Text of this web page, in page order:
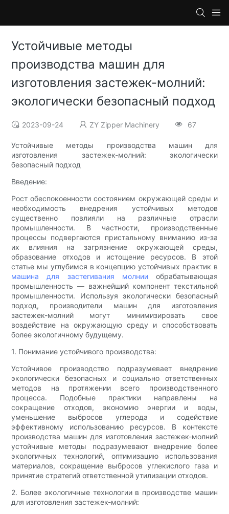
Устойчивые методы
производства машин для
изготовления застежек-молний:
экологически безопасный подход
2023-09-24 ZY Zipper Machinery 67
Устойчивые методы производства машин для
изготовления застежек-молний: экологически
безопасный подход
Введение:
Рост обеспокоенности состоянием окружающей среды и
необходимость внедрения устойчивых методов
существенно повлияли на различные отрасли
промышленности. В частности, производственные
процессы подвергаются пристальному вниманию из-за
их влияния на загрязнение окружающей среды,
образование отходов и истощение ресурсов. В этой
статье мы углубимся в концепцию устойчивых практик в
машина для застегивания молнии обрабатывающая
промышленность — важнейший компонент текстильной
промышленности. Используя экологически безопасный
подход, производители машин для изготовления
застежек-молний могут минимизировать свое
воздействие на окружающую среду и способствовать
более экологичному будущему.
1. Понимание устойчивого производства:
Устойчивое производство подразумевает внедрение
экологически безопасных и социально ответственных
методов на протяжении всего производственного
процесса. Подобные практики направлены на
сокращение отходов, экономию энергии и воды,
уменьшение выбросов углерода и содействие
эффективному использованию ресурсов. В контексте
производства машин для изготовления застежек-молний
устойчивые методы подразумевают внедрение более
экологичных технологий, оптимизацию использования
материалов, сокращение выбросов углекислого газа и
принятие стратегий ответственной утилизации отходов.
2. Более экологичные технологии в производстве машин
для изготовления застежек-молний: